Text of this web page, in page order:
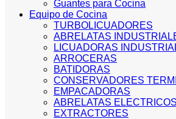
Guantes para Cocina
Equipo de Cocina
TURBOLICUADORES
ABRELATAS
LICUADORAS
ARROCERAS
BATIDORAS
CONSERVADORES
EMPACADORAS
ABRELATAS ELECTRICOS
EXTRACTORES